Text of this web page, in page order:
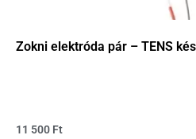
Zokni elektróda pár – TENS
11 500 Ft